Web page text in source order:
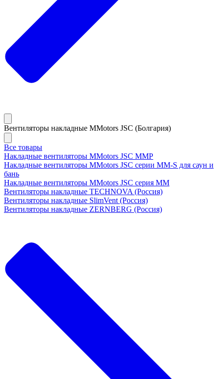
Вентиляторы накладные MMotors JSC (Болгария)
Все товары
Накладные вентиляторы MMotors JSC MMP
Накладные вентиляторы MMotors JSC серии MM-S для саун и
бань
Накладные вентиляторы MMotors JSC серия МM
Вентиляторы накладные TECHNOVA (Россия)
Вентиляторы накладные SlimVent (Россия)
Вентиляторы накладные ZERNBERG (Россия)